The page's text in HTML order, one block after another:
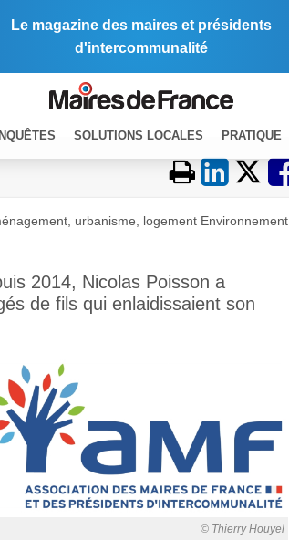
Le magazine des maires et présidents
d'intercommunalité
SOLUTIONS LOCALES PRATIQUE
urbanisme, logement Environnement
2014, Nicolas Poisson a
de fils qui enlaidissaient son
© Thierry Houyel